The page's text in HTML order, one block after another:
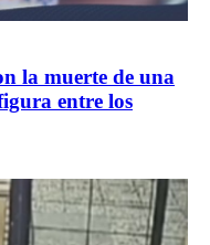
la muerte de una
entre los